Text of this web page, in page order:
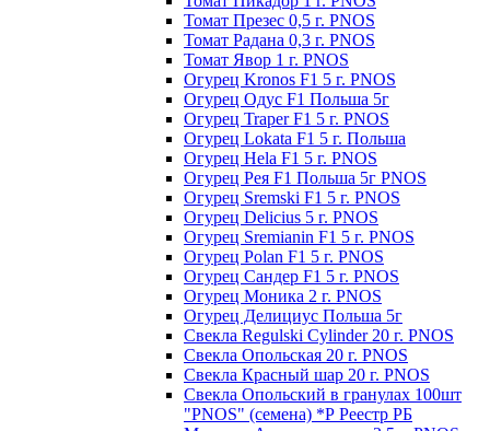
Томат Презес 0,5 г. PNOS
Toмaт Рaдaнa 0,3 г. PNOS
Томат Явор 1 г. PNOS
Огурец Kronos F1 5 г. PNOS
Огурец Одус F1 Польша 5г
Огурец Traper F1 5 г. PNOS
Огурец Lokata F1 5 г. Польша
Огурец Hela F1 5 г. PNOS
Огурец Рея F1 Польша 5г PNOS
Огурец Sremski F1 5 г. PNOS
Огурец Delicius 5 г. PNOS
Огурец Sremianin F1 5 г. PNOS
Огурец Polan F1 5 г. PNOS
Огурец Сандер F1 5 г. PNOS
Огурец Моника 2 г. PNOS
Огурец Делициус Польша 5г
Свекла Regulski Cylinder 20 г. PNOS
Свекла Опольская 20 г. PNOS
Свекла Красный шар 20 г. PNOS
Свекла Опольский в гранулах 100шт
"PNOS" (семена) *Р Реестр РБ